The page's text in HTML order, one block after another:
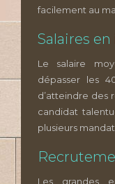
facilement au
Salaires
Le salaire
dépasser les
d’atteindre des
candidat
plusieurs
Les grandes